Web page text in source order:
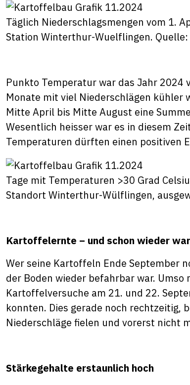
Täglich Niederschlagsmengen vom 1.
Station Winterthur-Wuelflingen. Quelle:
Punkto Temperatur war das Jahr 2024
Monate mit viel Niederschlägen
Mitte April bis Mitte August eine
Wesentlich heisser war es in diesem
Temperaturen dürften einen positiven
Tage mit Temperaturen >30 Grad
Standort Winterthur-Wülflingen,
Kartoffelernte – und schon wieder
Wer seine Kartoffeln Ende September
der Boden wieder befahrbar war.
Kartoffelversuche am 21. und 22.
konnten. Dies gerade noch rechtzeitig,
Niederschläge fielen und vorerst nicht
Stärkegehalte erstaunlich hoch